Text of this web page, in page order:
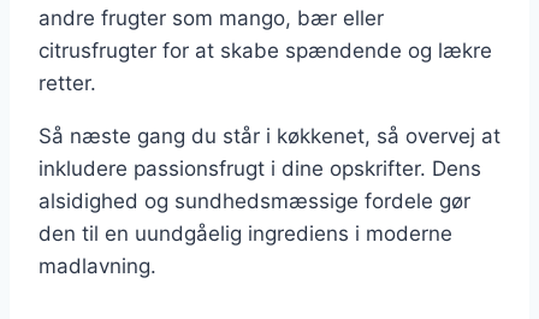
andre frugter som mango, bær eller
citrusfrugter for at skabe spændende og lækre
retter.
Så næste gang du står i køkkenet, så overvej at
inkludere passionsfrugt i dine opskrifter. Dens
alsidighed og sundhedsmæssige fordele gør
den til en uundgåelig ingrediens i moderne
madlavning.